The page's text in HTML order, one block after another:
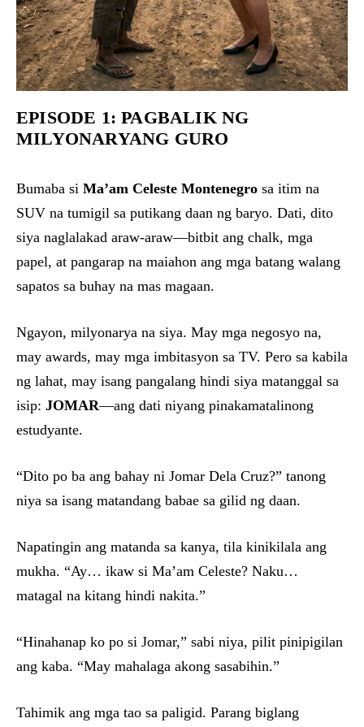
EPISODE 1: PAGBALIK NG
MILYONARYANG GURO
Bumaba si Ma’am Celeste Montenegro sa itim na
SUV na tumigil sa putikang daan ng baryo. Dati, dito
siya naglalakad araw-araw—bitbit ang chalk, mga
papel, at pangarap na maiahon ang mga batang walang
sapatos sa buhay na mas magaan.
Ngayon, milyonarya na siya. May mga negosyo na,
may awards, may mga imbitasyon sa TV. Pero sa kabila
ng lahat, may isang pangalang hindi siya matanggal sa
isip: JOMAR—ang dati niyang pinakamatalinong
estudyante.
“Dito po ba ang bahay ni Jomar Dela Cruz?” tanong
niya sa isang matandang babae sa gilid ng daan.
Napatingin ang matanda sa kanya, tila kinikilala ang
mukha. “Ay… ikaw si Ma’am Celeste? Naku…
matagal na kitang hindi nakita.”
“Hinahanap ko po si Jomar,” sabi niya, pilit pinipigilan
ang kaba. “May mahalaga akong sasabihin.”
Tahimik ang mga tao sa paligid. Parang biglang